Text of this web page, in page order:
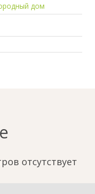
дом
отсутствует